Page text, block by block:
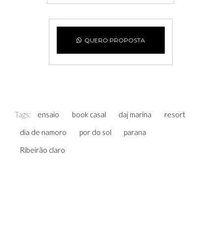
QUERO PROPOSTA
Tags: ensaio book casal daj marina
resort
dia de namoro
por do sol
parana
Ribeirão claro